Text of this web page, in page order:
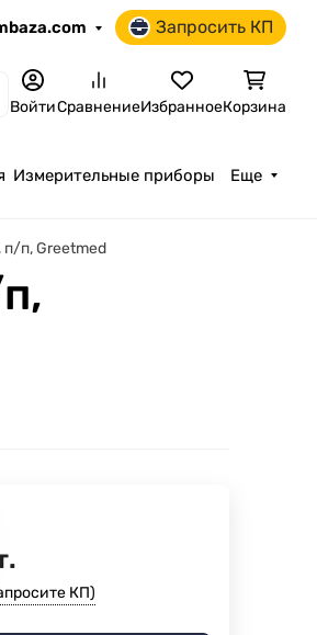
Запросить КП
ВойтиСравнениеИзбранноеКорзина
Измерительные приборы Еще
п/п, Greetmed
КП)